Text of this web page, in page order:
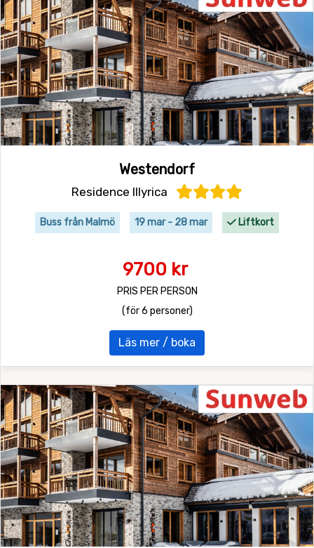
Westendorf
Residence Illyrica
Buss från Malmö 19 mar - 28 mar Liftkort
9700 kr
PRIS PER PERSON
(för 6 personer)
Läs mer / boka